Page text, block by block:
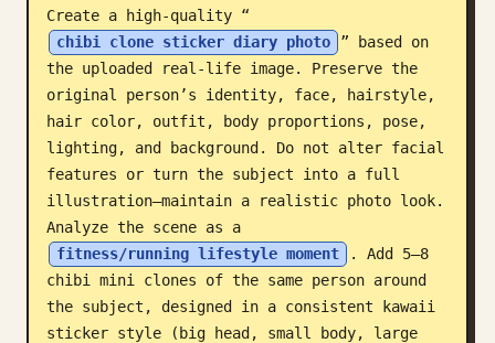
Scarica
Aggiornamenti
Create a high-quality “
chibi clone sticker diary photo
” based on
the uploaded real-life image. Preserve the
original person’s identity, face, hairstyle,
hair color, outfit, body proportions, pose,
lighting, and background. Do not alter facial
features or turn the subject into a full
illustration—maintain a realistic photo look.
Analyze the scene as a
fitness/running lifestyle moment
. Add 5–8
chibi mini clones of the same person around
the subject, designed in a consistent kawaii
sticker style (big head, small body, large